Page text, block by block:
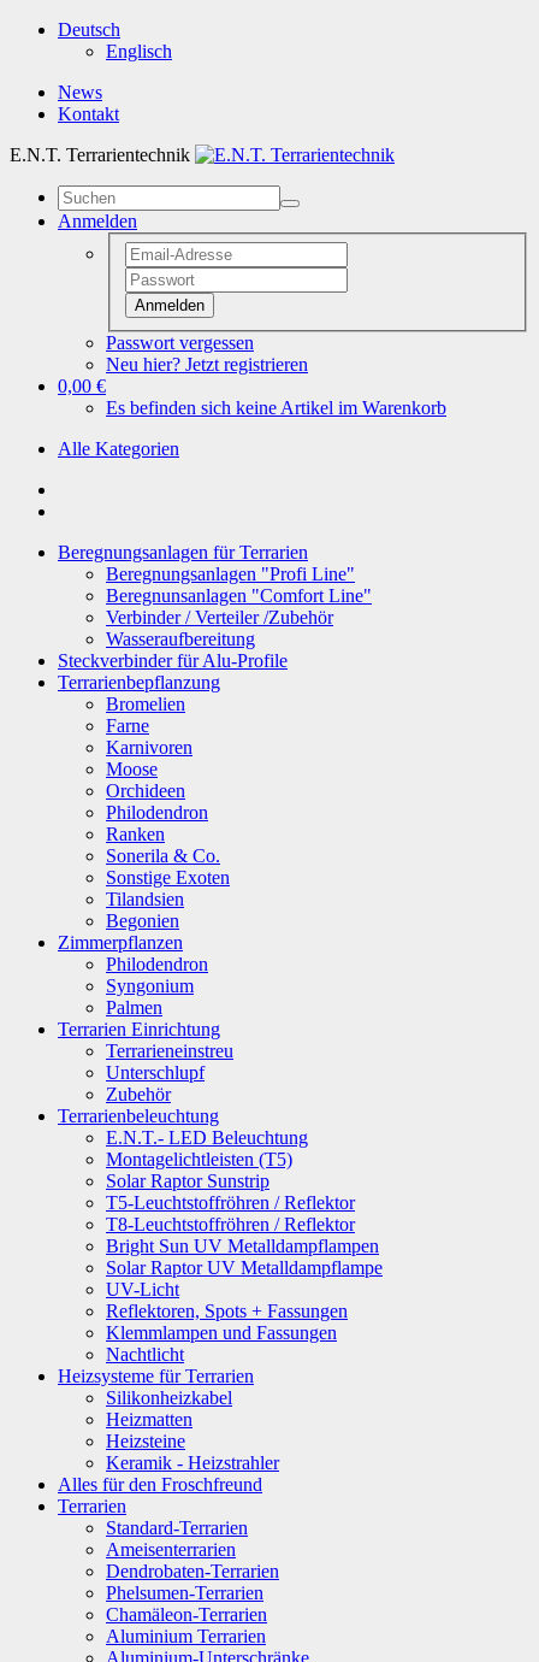
Deutsch
Englisch
News
Kontakt
E.N.T. Terrarientechnik
Anmelden
Anmelden
Passwort vergessen
Neu hier? Jetzt registrieren
0,00 €
Es befinden sich keine Artikel im Warenkorb
Alle Kategorien
Beregnungsanlagen für Terrarien
Beregnungsanlagen "Profi Line"
Beregnunsanlagen "Comfort Line"
Verbinder / Verteiler /Zubehör
Wasseraufbereitung
Steckverbinder für Alu-Profile
Terrarienbepflanzung
Bromelien
Farne
Karnivoren
Moose
Orchideen
Philodendron
Ranken
Sonerila & Co.
Sonstige Exoten
Tilandsien
Begonien
Zimmerpflanzen
Philodendron
Syngonium
Palmen
Terrarien Einrichtung
Terrarieneinstreu
Unterschlupf
Zubehör
Terrarienbeleuchtung
E.N.T.- LED Beleuchtung
Montagelichtleisten (T5)
Solar Raptor Sunstrip
T5-Leuchtstoffröhren / Reflektor
T8-Leuchtstoffröhren / Reflektor
Bright Sun UV Metalldampflampen
Solar Raptor UV Metalldampflampe
UV-Licht
Reflektoren, Spots + Fassungen
Klemmlampen und Fassungen
Nachtlicht
Heizsysteme für Terrarien
Silikonheizkabel
Heizmatten
Heizsteine
Keramik - Heizstrahler
Alles für den Froschfreund
Terrarien
Standard-Terrarien
Ameisenterrarien
Dendrobaten-Terrarien
Phelsumen-Terrarien
Chamäleon-Terrarien
Aluminium Terrarien
Aluminium-Unterschränke